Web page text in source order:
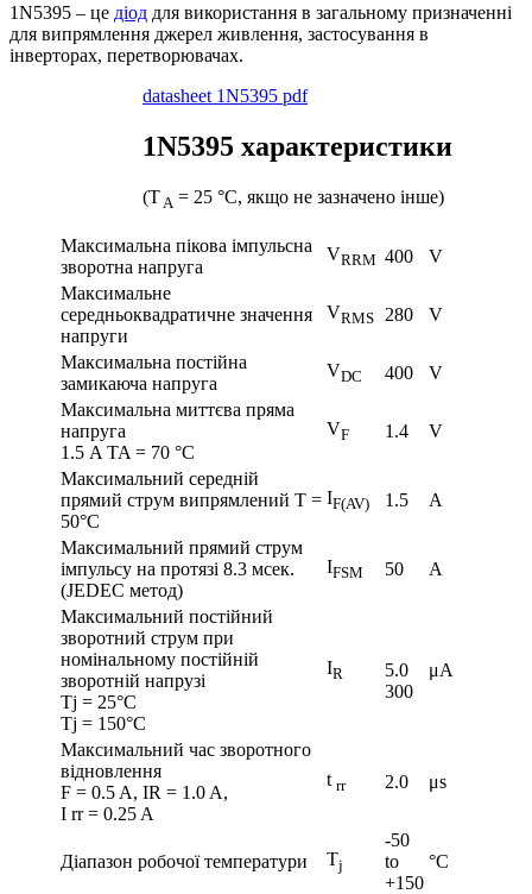
1N5395 – це діод для використання в загальному призначенні
для випрямлення джерел живлення, застосування в
інверторах, перетворювачах.
datasheet 1N5395 pdf
1N5395 характеристики
(T A = 25 °C, якщо не зазначено інше)
Максимальна пікова імпульсна
зворотна напруга
VRRM 400
V
Максимальне
середньоквадратичне значення
напруги
VRMS 280 V
Максимальна постійна
замикаюча напруга
VDC 400
V
Максимальна миттєва пряма
напруга
1.5 A TA = 70 °C
VF 1.4 V
Максимальний середній
прямий струм випрямлений Т =
50°С
IF(AV) 1.5 A
Максимальний прямий струм
імпульсу на протязі 8.3 мсек.
(JEDEC метод)
IFSM 50 A
Максимальний постійний
зворотний струм при
номінальному постійній
зворотній напрузі
Tj = 25°С
Tj = 150°С
IR
5.0
300
μA
Максимальний час зворотного
відновлення
F = 0.5 A, IR = 1.0 A,
I rr = 0.25 A
t rr 2.0 μs
Діапазон робочої температури Tj
-50
to
+150
°C